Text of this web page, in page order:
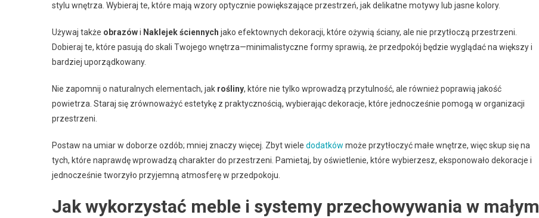
stylu wnętrza. Wybieraj te, które mają wzory optycznie powiększające przestrzeń, jak delikatne motywy lub jasne kolory.
Używaj także obrazówi Naklejek ściennych jako efektownych dekoracji, które ożywią ściany, ale nie przytłoczą przestrzeni.
Dobieraj te, które pasują do skali Twojego wnętrza—minimalistyczne formy sprawią, że przedpokój będzie wyglądać na większy i
bardziej uporządkowany.
Nie zapomnij o naturalnych elementach, jak rośliny, które nie tylko wprowadzą przytulność, ale również poprawią jakość
powietrza. Staraj się zrównoważyć estetykę z praktycznością, wybierając dekoracje, które jednocześnie pomogą w organizacji
przestrzeni.
Postaw na umiar w doborze ozdób; mniej znaczy więcej. Zbyt wiele dodatków może przytłoczyć małe wnętrze, więc skup się na
tych, które naprawdę wprowadzą charakter do przestrzeni. Pamietaj, by oświetlenie, które wybierzesz, eksponowało dekoracje i
jednocześnie tworzyło przyjemną atmosferę w przedpokoju.
Jak wykorzystać meble i systemy przechowywania w małym